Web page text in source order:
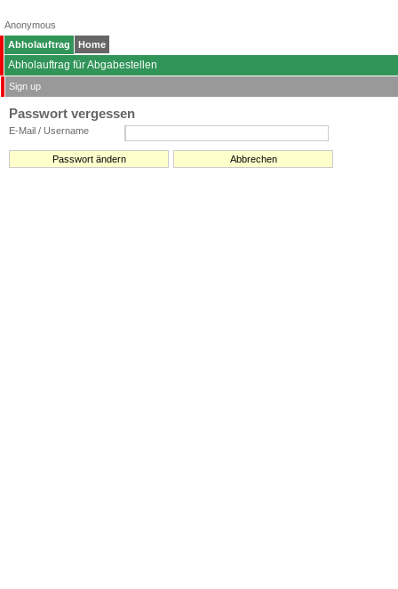
Anonymous
Abholauftrag
Home
Abholauftrag für Abgabestellen
Sign up
Passwort vergessen
E-Mail / Username